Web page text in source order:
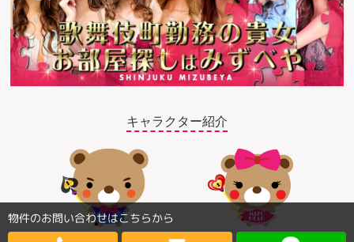
物件のお問い合わせはこちらから
キャラクター紹介